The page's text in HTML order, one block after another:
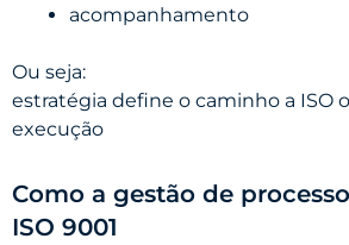
acompanhamento
Ou seja:
estratégia define o caminho a ISO
execução
Como a gestão de
ISO 9001